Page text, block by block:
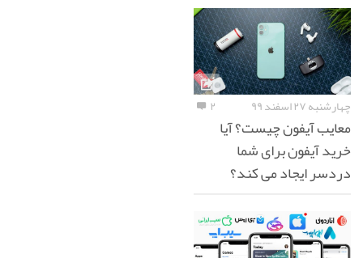
چهارشنبه ۲۷ اسفند ۹۹ ۲
معایب آیفون چیست؟ آیا
خرید آیفون برای شما
دردسر ایجاد می کند؟